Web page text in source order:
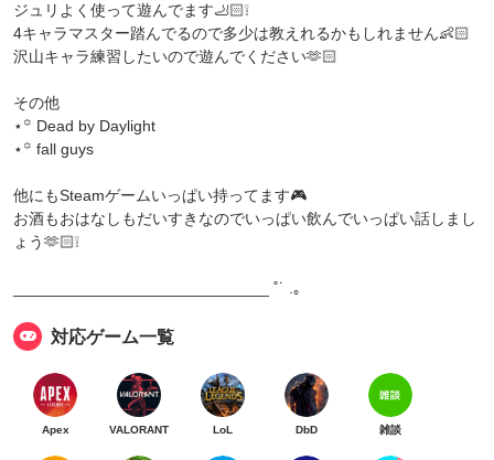
ジュリよく使って遊んでます🦶🏻❕
4キャラマスター踏んでるので多少は教えれるかもしれません👶🏻
沢山キャラ練習したいので遊んでください🫶🏻
その他
⋆꙳ Dead by Daylight
⋆꙳ fall guys
他にもSteamゲームいっぱい持ってます🎮
お酒もおはなしもだいすきなのでいっぱい飲んでいっぱい話しまし
ょう🫶🏻❕
_____________________________ ˚˙ .｡
対応ゲーム一覧
Apex VALORANT LoL DbD 雑談